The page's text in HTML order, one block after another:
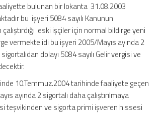
bulunan bir lokanta 31.08.2003
bu işyeri 5084 sayılı Kanunun
eski işçiler için normal bildirge yeni
vermekte idi bu işyeri 2005/Mayıs ayında 2
dolayı 5084 sayılı Gelir vergisi ve
10.Temmuz.2004 tarihinde faaliyete geçen
ayında 2 sigortalı daha çalıştırılmaya
teşvikinden ve sigorta primi işveren hissesi